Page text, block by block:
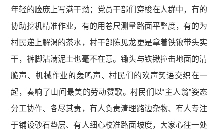
年轻的脸庞上写满干劲；党员干部们穿梭在人群中，有的
协助挖机精准作业，有的用卷尺测量路面平整度，有的为
村民递上解渴的茶水，村干部陈见龙更是拿着铁锹带头实
干，裤脚沾满泥土也毫不在意。锄头与铁锹撞击地面的清
脆声、机械作业的轰鸣声、村民们的欢声笑语交织在一
起，奏响了山间最美的劳动赞歌。村民们以“主人翁”姿态
分工协作、各尽其责，有人负责清理路边杂物、有人专注
于铺设砂石垫层、有人细心校准路面坡度，大家心往一处